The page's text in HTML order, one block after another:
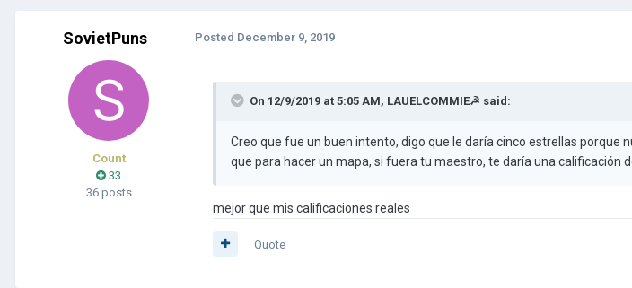
SovietPuns
Count
33
36 posts
Posted December 9, 2019
On 12/9/2019 at 5:05 AM, LAUELCOMMIE☭ said:
Creo que fue un buen intento, digo que le daría cinco estrellas
que para hacer un mapa, si fuera tu maestro, te daría una calificación
mejor que mis calificaciones reales
Quote